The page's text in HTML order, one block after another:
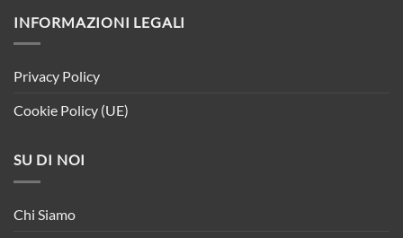
INFORMAZIONI LEGALI
Privacy Policy
Cookie Policy (UE)
SU DI NOI
Chi Siamo